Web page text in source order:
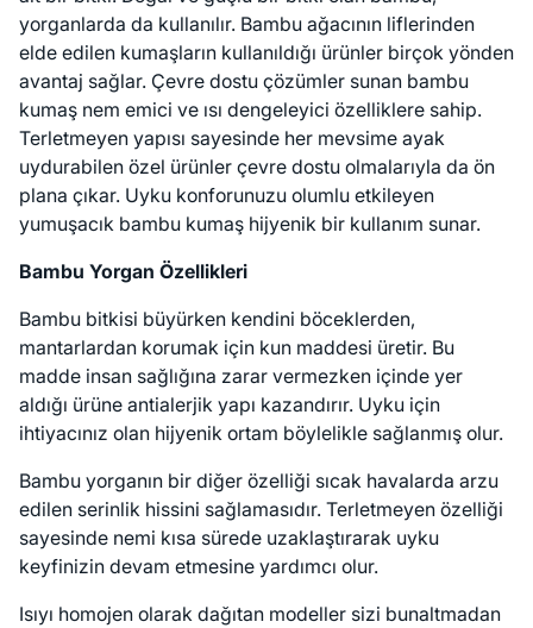
yorganlarda da kullanılır. Bambu ağacının liflerinden
elde edilen kumaşların kullanıldığı ürünler birçok yönden
avantaj sağlar. Çevre dostu çözümler sunan bambu
kumaş nem emici ve ısı dengeleyici özelliklere sahip.
Terletmeyen yapısı sayesinde her mevsime ayak
uydurabilen özel ürünler çevre dostu olmalarıyla da ön
plana çıkar. Uyku konforunuzu olumlu etkileyen
yumuşacık bambu kumaş hijyenik bir kullanım sunar.
Bambu Yorgan Özellikleri
Bambu bitkisi büyürken kendini böceklerden,
mantarlardan korumak için kun maddesi üretir. Bu
madde insan sağlığına zarar vermezken içinde yer
aldığı ürüne antialerjik yapı kazandırır. Uyku için
ihtiyacınız olan hijyenik ortam böylelikle sağlanmış olur.
Bambu yorganın bir diğer özelliği sıcak havalarda arzu
edilen serinlik hissini sağlamasıdır. Terletmeyen özelliği
sayesinde nemi kısa sürede uzaklaştırarak uyku
keyfinizin devam etmesine yardımcı olur.
Isıyı homojen olarak dağıtan modeller sizi bunaltmadan